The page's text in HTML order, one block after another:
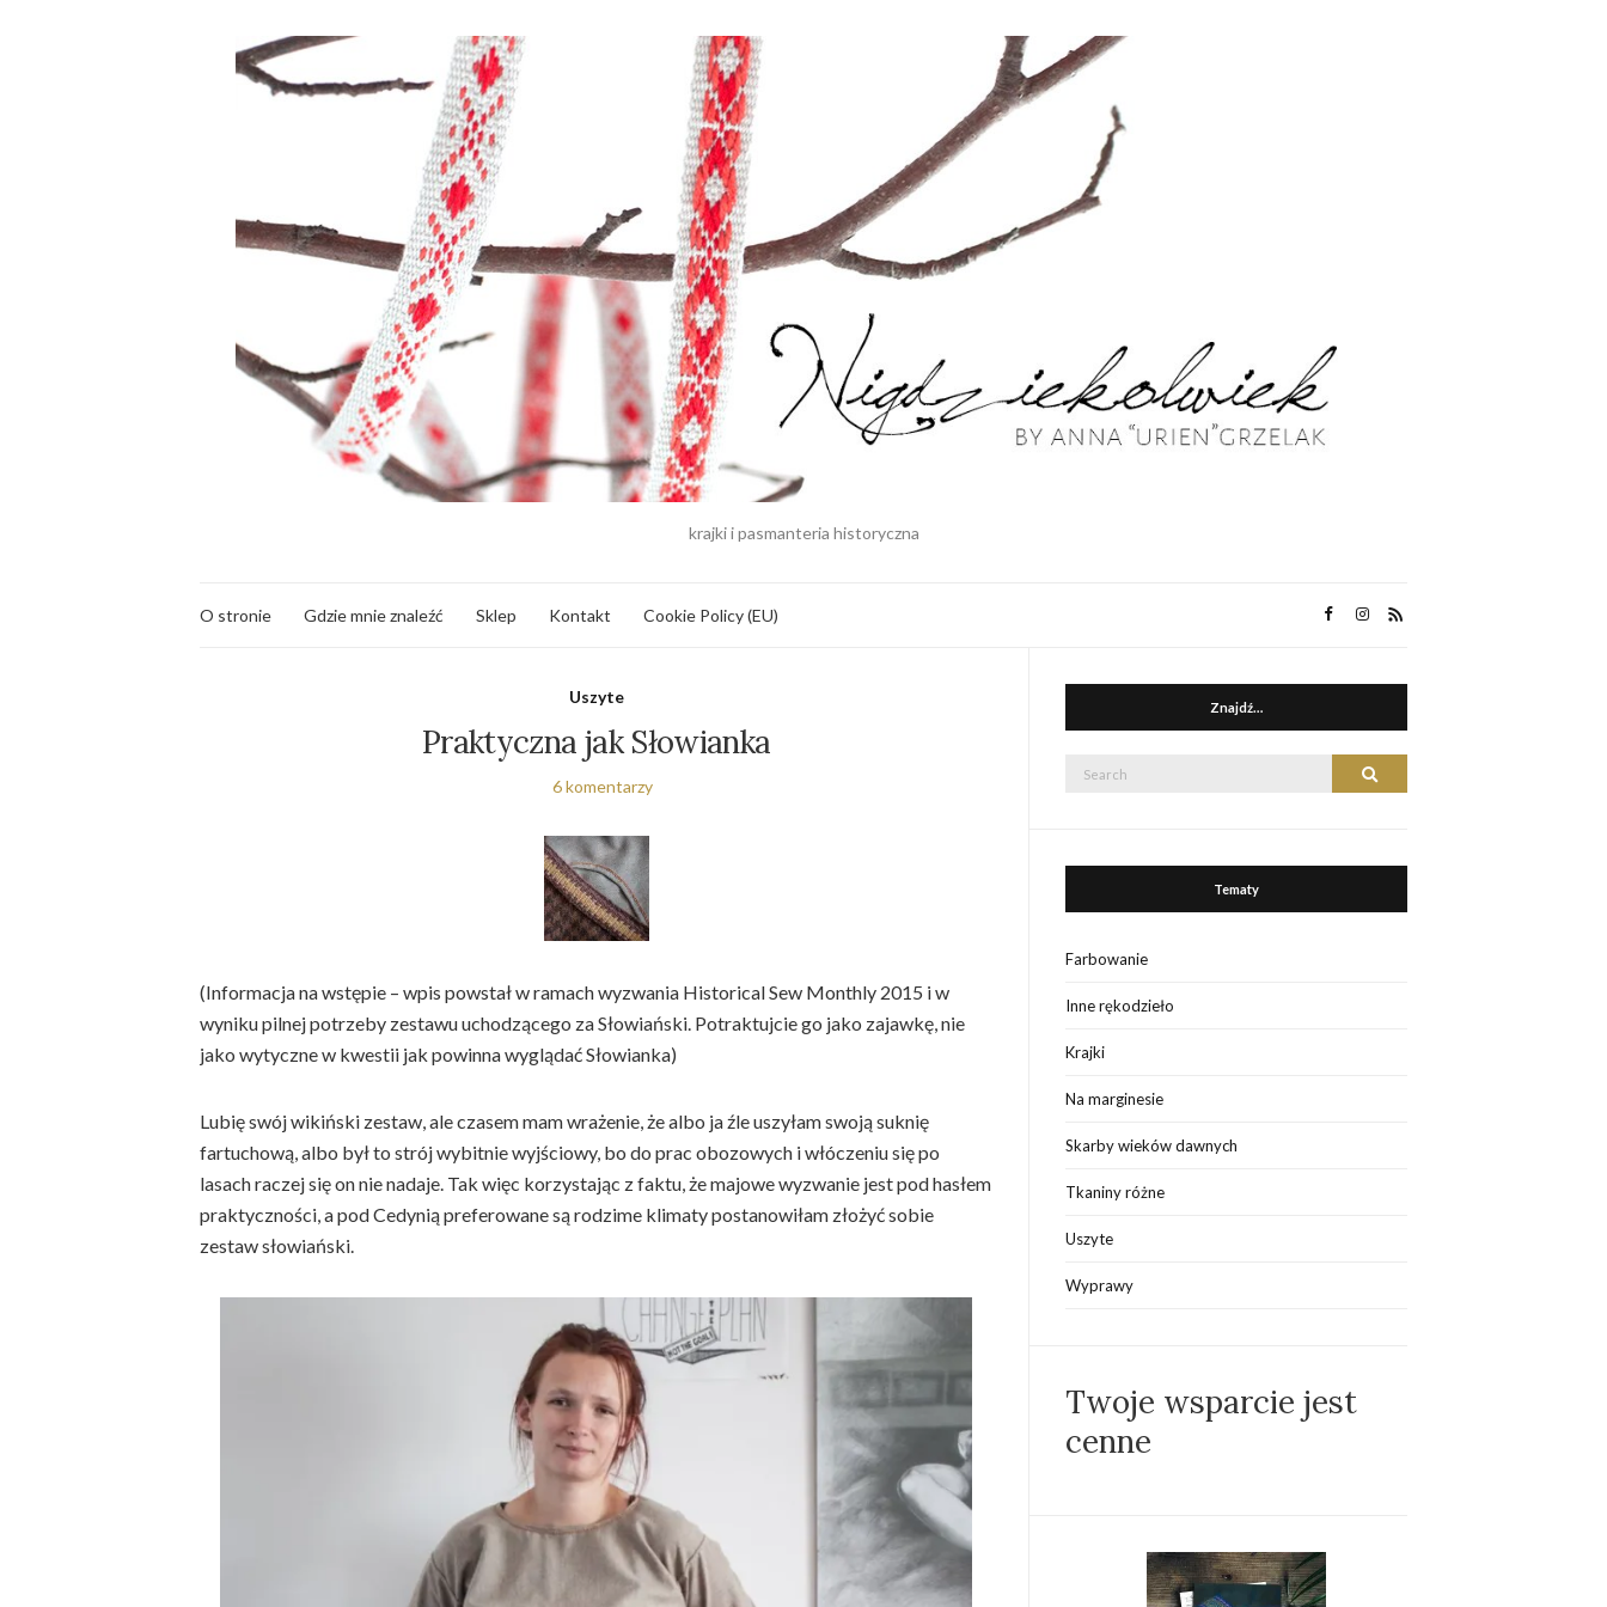
krajki i pasmanteria historyczna
O stronie Gdzie mnie znaleźć Sklep Kontakt Cookie Policy (EU)
Uszyte
Praktyczna jak Słowianka
6 komentarzy
(Informacja na wstępie – wpis powstał w ramach wyzwania Historical Sew Monthly 2015 i w
wyniku pilnej potrzeby zestawu uchodzącego za Słowiański. Potraktujcie go jako zajawkę, nie
jako wytyczne w kwestii jak powinna wyglądać Słowianka)
Lubię swój wikiński zestaw, ale czasem mam wrażenie, że albo ja źle uszyłam swoją suknię
fartuchową, albo był to strój wybitnie wyjściowy, bo do prac obozowych i włóczeniu się po
lasach raczej się on nie nadaje. Tak więc korzystając z faktu, że majowe wyzwanie jest pod hasłem
praktyczności, a pod Cedynią preferowane są rodzime klimaty postanowiłam złożyć sobie
zestaw słowiański.
Znajdź…
Search
Tematy
Farbowanie
Inne rękodzieło
Krajki
Na marginesie
Skarby wieków dawnych
Tkaniny różne
Uszyte
Wyprawy
Twoje wsparcie jest
cenne